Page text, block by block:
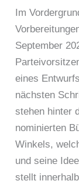
Im
September
eines
nächsten
stehen hinter
nominierten
Winkels,
und seine
stellt